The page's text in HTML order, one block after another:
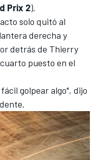
Prix 2).
solo quitó al
derecha y
detrás de Thierry
puesto en el
golpear algo", dijo